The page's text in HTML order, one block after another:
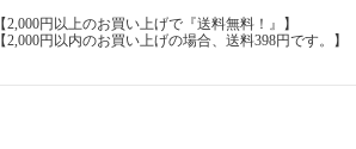
【2,000円以上のお買い上げで『送料無料！』】
【2,000円以内のお買い上げの場合、送料398円です。】